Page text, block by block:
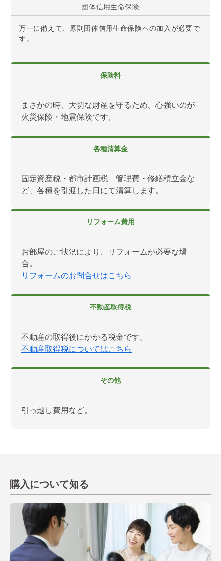
団体信用生命保険
万一に備えて、原則団体信用生命保険への加入が必要で
す。
保険料
まさかの時、大切な財産を守るため、心強いのが
火災保険・地震保険です。
各種清算金
固定資産税・都市計画税、管理費・修繕積立金な
ど、各種を引渡した日にて清算します。
リフォーム費用
お部屋のご状況により、リフォームが必要な場
合。
リフォームのお問合せはこちら
不動産取得税
不動産の取得後にかかる税金です。
不動産取得税についてはこちら
その他
引っ越し費用など。
購入について知る